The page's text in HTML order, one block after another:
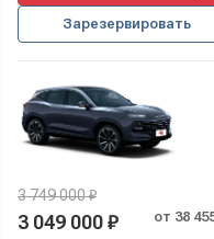
Зарезервировать
3 749 000 ₽
3 049 000 ₽ от 38